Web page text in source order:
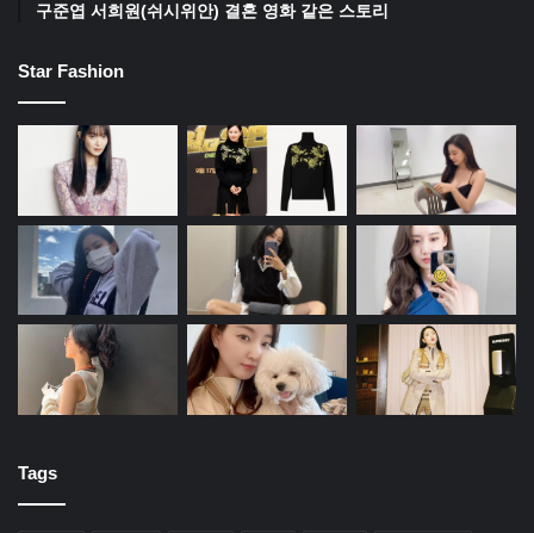
구준엽 서희원(쉬시위안) 결혼 영화 같은 스토리
Star Fashion
Tags